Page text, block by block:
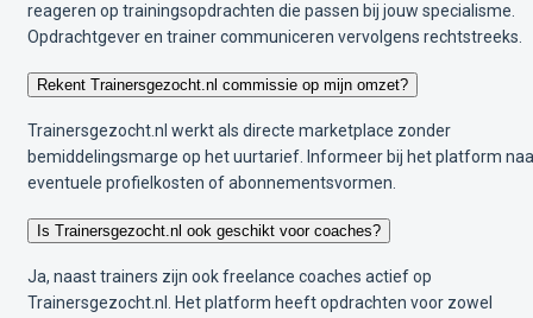
reageren op trainingsopdrachten die passen bij jouw specialisme.
Opdrachtgever en trainer communiceren vervolgens rechtstreeks.
Rekent Trainersgezocht.nl commissie op mijn omzet?
Trainersgezocht.nl werkt als directe marketplace zonder
bemiddelingsmarge op het uurtarief. Informeer bij het platform
eventuele profielkosten of abonnementsvormen.
Is Trainersgezocht.nl ook geschikt voor coaches?
Ja, naast trainers zijn ook freelance coaches actief op
Trainersgezocht.nl. Het platform heeft opdrachten voor zowel